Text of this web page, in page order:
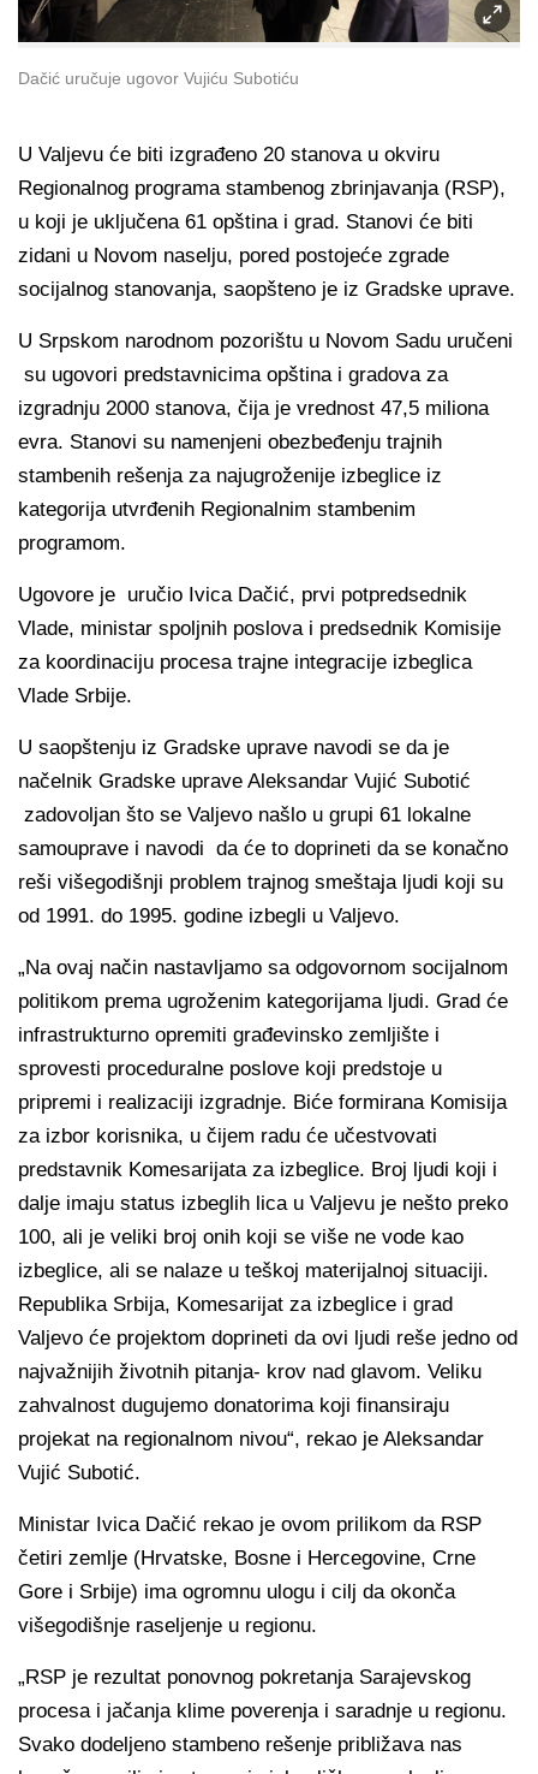
Dačić uručuje ugovor Vujiću Subotiću
U Valjevu će biti izgrađeno 20 stanova u okviru
Regionalnog programa stambenog zbrinjavanja (RSP),
u koji je uključena 61 opština i grad. Stanovi će biti
zidani u Novom naselju, pored postojeće zgrade
socijalnog stanovanja, saopšteno je iz Gradske uprave.
U Srpskom narodnom pozorištu u Novom Sadu uručeni
su ugovori predstavnicima opština i gradova za
izgradnju 2000 stanova, čija je vrednost 47,5 miliona
evra. Stanovi su namenjeni obezbeđenju trajnih
stambenih rešenja za najugroženije izbeglice iz
kategorija utvrđenih Regionalnim stambenim
programom.
Ugovore je uručio Ivica Dačić, prvi potpredsednik
Vlade, ministar spoljnih poslova i predsednik Komisije
za koordinaciju procesa trajne integracije izbeglica
Vlade Srbije.
U saopštenju iz Gradske uprave navodi se da je
načelnik Gradske uprave Aleksandar Vujić Subotić
zadovoljan što se Valjevo našlo u grupi 61 lokalne
samouprave i navodi da će to doprineti da se konačno
reši višegodišnji problem trajnog smeštaja ljudi koji su
od 1991. do 1995. godine izbegli u Valjevo.
„Na ovaj način nastavljamo sa odgovornom socijalnom
politikom prema ugroženim kategorijama ljudi. Grad će
infrastrukturno opremiti građevinsko zemljište i
sprovesti proceduralne poslove koji predstoje u
pripremi i realizaciji izgradnje. Biće formirana Komisija
za izbor korisnika, u čijem radu će učestvovati
predstavnik Komesarijata za izbeglice. Broj ljudi koji i
dalje imaju status izbeglih lica u Valjevu je nešto preko
100, ali je veliki broj onih koji se više ne vode kao
izbeglice, ali se nalaze u teškoj materijalnoj situaciji.
Republika Srbija, Komesarijat za izbeglice i grad
Valjevo će projektom doprineti da ovi ljudi reše jedno od
najvažnijih životnih pitanja- krov nad glavom. Veliku
zahvalnost dugujemo donatorima koji finansiraju
projekat na regionalnom nivou“, rekao je Aleksandar
Vujić Subotić.
Ministar Ivica Dačić rekao je ovom prilikom da RSP
četiri zemlje (Hrvatske, Bosne i Hercegovine, Crne
Gore i Srbije) ima ogromnu ulogu i cilj da okonča
višegodišnje raseljenje u regionu.
„RSP je rezultat ponovnog pokretanja Sarajevskog
procesa i jačanja klime poverenja i saradnje u regionu.
Svako dodeljeno stambeno rešenje približava nas